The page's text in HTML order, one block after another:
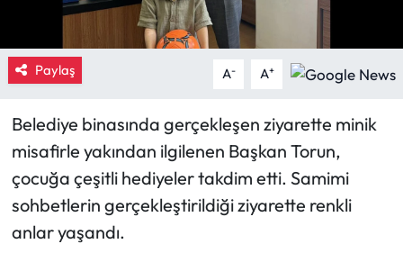
Paylaş A- A+
Belediye binasında gerçekleşen ziyarette minik
misafirle yakından ilgilenen Başkan Torun,
çocuğa çeşitli hediyeler takdim etti. Samimi
sohbetlerin gerçekleştirildiği ziyarette renkli
anlar yaşandı.
İskilip Haberleri
Kargı Haberleri
Kültür Sanat
Laçin Haberleri
Magazin